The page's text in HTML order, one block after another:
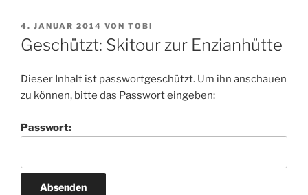
VERÖFFENTLICHT
AM
4. JANUAR 2014 VON TOBI
Geschützt: Skitour zur Enzianhütte
Dieser Inhalt ist passwortgeschützt. Um ihn anschauen
zu können, bitte das Passwort eingeben:
Passwort: